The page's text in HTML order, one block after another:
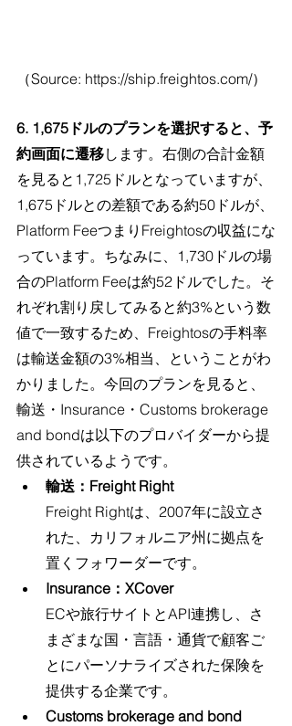
（Source: https://ship.freightos.com/）
6. 1,675ドルのプランを選択すると、予
約画面に遷移します。右側の合計金額
を見ると1,725ドルとなっていますが、
1,675ドルとの差額である約50ドルが、
Platform FeeつまりFreightosの収益にな
っています。ちなみに、1,730ドルの場
合のPlatform Feeは約52ドルでした。そ
れぞれ割り戻してみると約3%という数
値で一致するため、Freightosの手料率
は輸送金額の3%相当、ということがわ
かりました。今回のプランを見ると、
輸送・Insurance・Customs brokerage
and bondは以下のプロバイダーから提
供されているようです。
輸送：Freight Right
Freight Rightは、2007年に設立さ
れた、カリフォルニア州に拠点を
置くフォワーダーです。
Insurance：XCover
ECや旅行サイトとAPI連携し、さ
まざまな国・言語・通貨で顧客ご
とにパーソナライズされた保険を
提供する企業です。
Customs brokerage and bond